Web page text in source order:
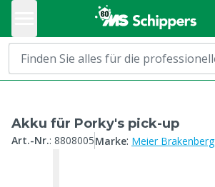
Akku für Porky's pick-up
Art.-Nr.: 8808005Marke: Meier Brakenberg